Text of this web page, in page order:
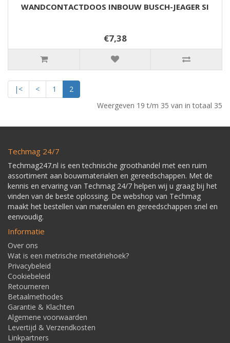
WANDCONTACTDOOS INBOUW BUSCH-JEAGER SI
€7,38
|< < 1
2
Weergeven 19 t/m 35 van in totaal 35
Techmag 24/7
Techmag247.nl is een technische groothandel met een ruim
assortiment aan bouwmaterialen en gereedschappen. Met de
kennis en ervaring van Techmag 24/7 helpen wij u graag bij het
vinden van de beste oplossing. De webshop van Techmag
maakt het bestellen van materialen en gereedschappen snel en
eenvoudig.
Informatie
Over ons
Wat is een metrische meetdriehoek?
Privacybeleid
Cookiebeleid
Retourneren
Betaalmethodes
Garantie & Klachten
Algemene voorwaarden
Levertijd & Verzendkosten
Linkpartners